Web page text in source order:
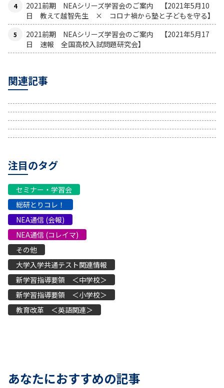
2021前期 NEAシリーズ学習会のご案内 【2021年5月10
日 教えて越智先生 × コロナ禍から塾と子どもを守る】
2021前期 NEAシリーズ学習会のご案内 【2021年5月17
日 速報 全国高校入試問題研究会】
関連記事
注目のタグ
セミナー・学習会
総研とりコレ！
NEA通信 (会報)
NEA通信 (コレイマ)
その他
大学入学共通テスト関連情報
新学習指導要領 ＜中学校＞
新学習指導要領 ＜小学校＞
教育改革 ＜英語関連＞
あなたにおすすめの記事